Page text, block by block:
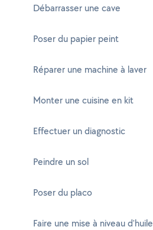
Débarrasser une cave
Poser du papier peint
Réparer une machine à laver
Monter une cuisine en kit
Effectuer un diagnostic
Peindre un sol
Poser du placo
Faire une mise à niveau d'huile